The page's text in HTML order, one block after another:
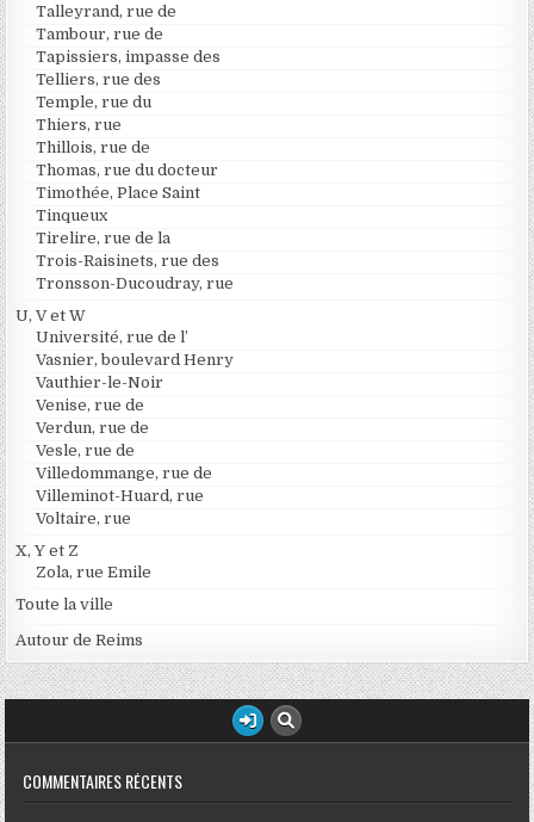
Talleyrand, rue de
Tambour, rue de
Tapissiers, impasse des
Telliers, rue des
Temple, rue du
Thiers, rue
Thillois, rue de
Thomas, rue du docteur
Timothée, Place Saint
Tinqueux
Tirelire, rue de la
Trois-Raisinets, rue des
Tronsson-Ducoudray, rue
U, V et W
Université, rue de l’
Vasnier, boulevard Henry
Vauthier-le-Noir
Venise, rue de
Verdun, rue de
Vesle, rue de
Villedommange, rue de
Villeminot-Huard, rue
Voltaire, rue
X, Y et Z
Zola, rue Emile
Toute la ville
Autour de Reims
COMMENTAIRES RÉCENTS